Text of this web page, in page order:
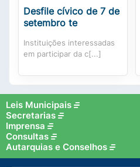
Desfile cívico de 7 de
setembro te
Instituições interessadas
em participar da c[...]
Leis Municipais
Secretarias
Imprensa
Consultas
Autarquias e Conselhos